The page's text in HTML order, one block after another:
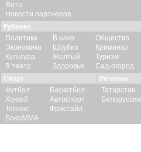
Фото
Новости партнеров
Рубрики
Политика
Экономика
Культура
В театр
В кино
Шоубиз
Желтый
Здоровье
Общество
Криминал
Туризм
Сад-огород
Спорт
Футбол
Хоккей
Теннис
Бокс/ММА
Баскетбол
Автоспорт
Фристайл
Регионы
Татарстан
Белоруссия